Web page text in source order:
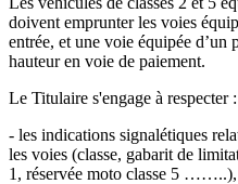
doivent emprunter les voies
entrée, et une voie équipée d’un
hauteur en voie de paiement.
Le Titulaire s'engage à respecter :
- les indications signalétiques
les voies (classe, gabarit de
1, réservée moto classe 5 ……..),